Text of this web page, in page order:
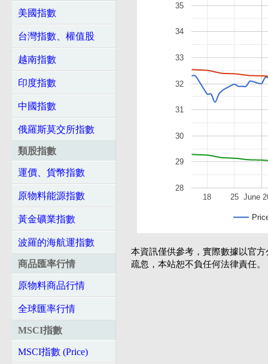
美國指數
台灣指數、權值股
越南指數
印度指數
中國指數
俄羅斯莫交所指數
類股指數
運價、貨幣指數
原物料能源指數
黃金礦業指數
波羅的海航運指數
商品匯率行情
原物料商品行情
全球匯率行情
MSCI指數
MSCI指數 (Price)
June
18 25
28
29
30
31
32
33
34
35
本資訊僅供參考，實際數據以官
疏忽，本站恕不負任何法律責任。